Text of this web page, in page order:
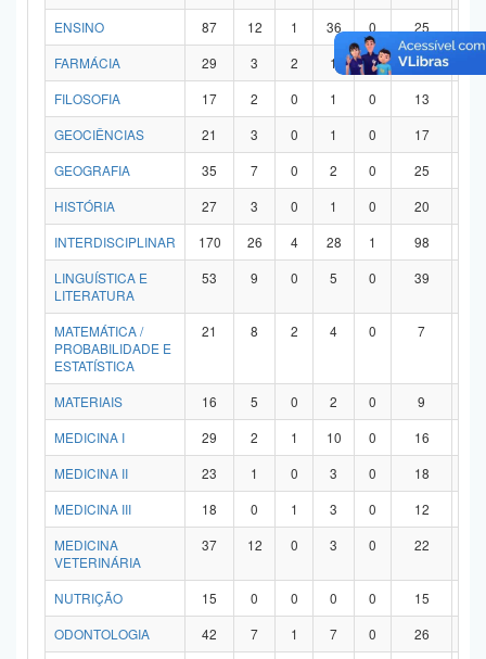
ENSINO
87 12 1 36 0 25
FARMÁCIA
29 3 2 1 0 21
FILOSOFIA
17 2 0 1 0 13
GEOCIÊNCIAS
21 3 0 1 0 17
GEOGRAFIA
35 7 0 2 0 25
HISTÓRIA
27 3 0 1 0 20
INTERDISCIPLINAR
170 26 4 28 1 98
LINGUÍSTICA E
LITERATURA
53 9 0 5 0 39
MATEMÁTICA /
PROBABILIDADE E
ESTATÍSTICA
21 8 2 4 0 7
MATERIAIS 16 5 0 2 0 9
MEDICINA I
29 2 1 10 0 16
MEDICINA II
23 1 0 3 0 18
MEDICINA III
18 0 1 3 0 12
MEDICINA
VETERINÁRIA
37 12 0 3 0 22
NUTRIÇÃO 15 0 0 0 0 15
ODONTOLOGIA
42 7 1 7 0 26